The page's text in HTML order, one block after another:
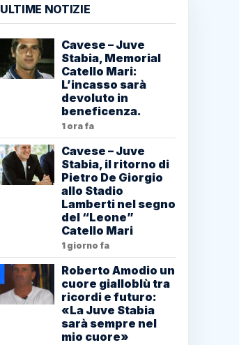
ULTIME NOTIZIE
Cavese – Juve
Stabia, Memorial
Catello Mari:
L’incasso sarà
devoluto in
beneficenza.
1 ora fa
Cavese – Juve
Stabia, il ritorno di
Pietro De Giorgio
allo Stadio
Lamberti nel segno
del “Leone”
Catello Mari
1 giorno fa
Roberto Amodio un
cuore gialloblù tra
ricordi e futuro:
«La Juve Stabia
sarà sempre nel
mio cuore»